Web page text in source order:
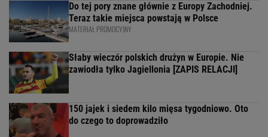
Do tej pory znane głównie z Europy Zachodniej.
Teraz takie miejsca powstają w Polsce
MATERIAŁ PROMOCYJNY
Słaby wieczór polskich drużyn w Europie. Nie
zawiodła tylko Jagiellonia [ZAPIS RELACJI]
150 jajek i siedem kilo mięsa tygodniowo. Oto
do czego to doprowadziło